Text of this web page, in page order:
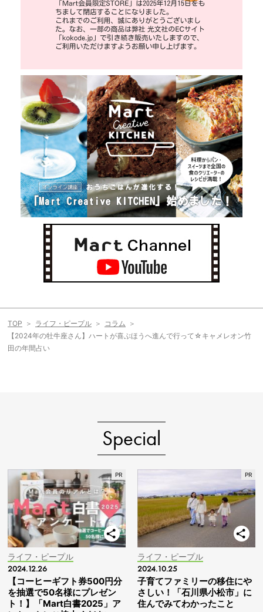
TOP ライフ・ピープル
コラム
【2024年の牡牛座さん】ハートが喜ぶほうへ進んで行って☆キャメレオン竹
田の年間占い
Special
ライフ・ピープル
2024.12.26
【コーヒーギフト券500円分
を抽選で50名様にプレゼン
ト！】「Mart白書2025」ア
ライフ・ピープル
2024.10.25
子育てファミリーの移住にや
さしい！「石川県小松市」に
住んでみてわかったこと